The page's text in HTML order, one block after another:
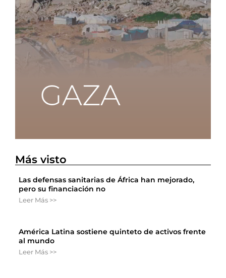
Más visto
Las defensas sanitarias de África han mejorado,
pero su financiación no
Leer Más >>
América Latina sostiene quinteto de activos frente
al mundo
Leer Más >>